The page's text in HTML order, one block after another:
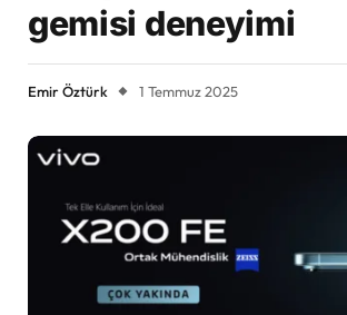
gemisi deneyimi
Emir Öztürk 1 Temmuz 2025